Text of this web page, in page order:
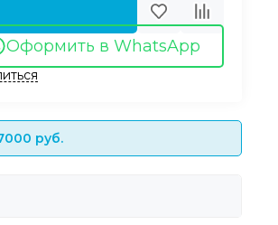
Оформить в WhatsApp
руб.